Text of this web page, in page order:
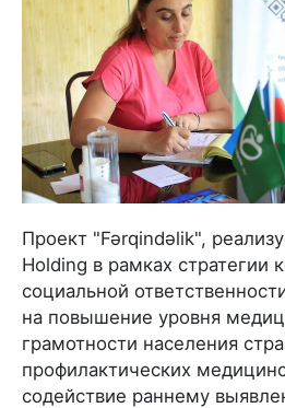
Проект "Fərqindəlik",
Holding в рамках стратегии
социальной
на повышение уровня
грамотности населения
профилактических
содействие раннему